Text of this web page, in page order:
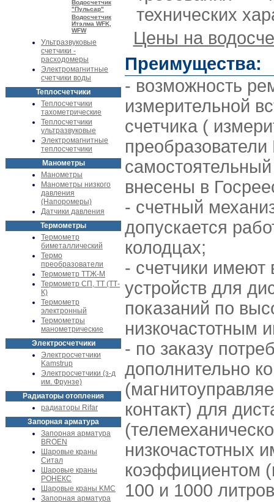
Водосчетчик
"Пульсар"
Водосчетчик
Итэлма WFK,
WFW
Ультразвуковые
счетчики -
расходомеры
Электромагнитные
счетчики воды
Теплосчетчики
Теплосчетчики
тахометрические
Теплосчетчики
ультразвуковые
Электромагнитные
теплосчетчики
Манометры
Манометры
Манометры низкого
давления
(Напоромеры)
Датчики давления
Термометры
Термометр
биметаллический
Термо
преобразователи
Термометр ТТЖ-М
Термометр СП, ТТ (ТТ-
К)
Термометр
электронный
Термометры
манометрические
Электросчетчики
Электросчетчики
Kamstrup
Электросчетчики (з-д
им. Фрунзе)
Радиаторы отопления
радиаторы Rifar
Запорная арматура
Запорная арматура
BROEN
Шаровые краны
Ситал
Шаровые краны
РОНЕКС
Шаровые краны KMC
Запорная арматура
технических
Цены на
Преимущества:
- возможность
измерительной
счетчика (
внесены в
- счетный
допускается
колодцах;
- счетчики имеют
устройств для
показаний по
низкочастотным
- по заказу
дополнительно
контакт) для
низкочастотных
коэффициентом
100 и 1000